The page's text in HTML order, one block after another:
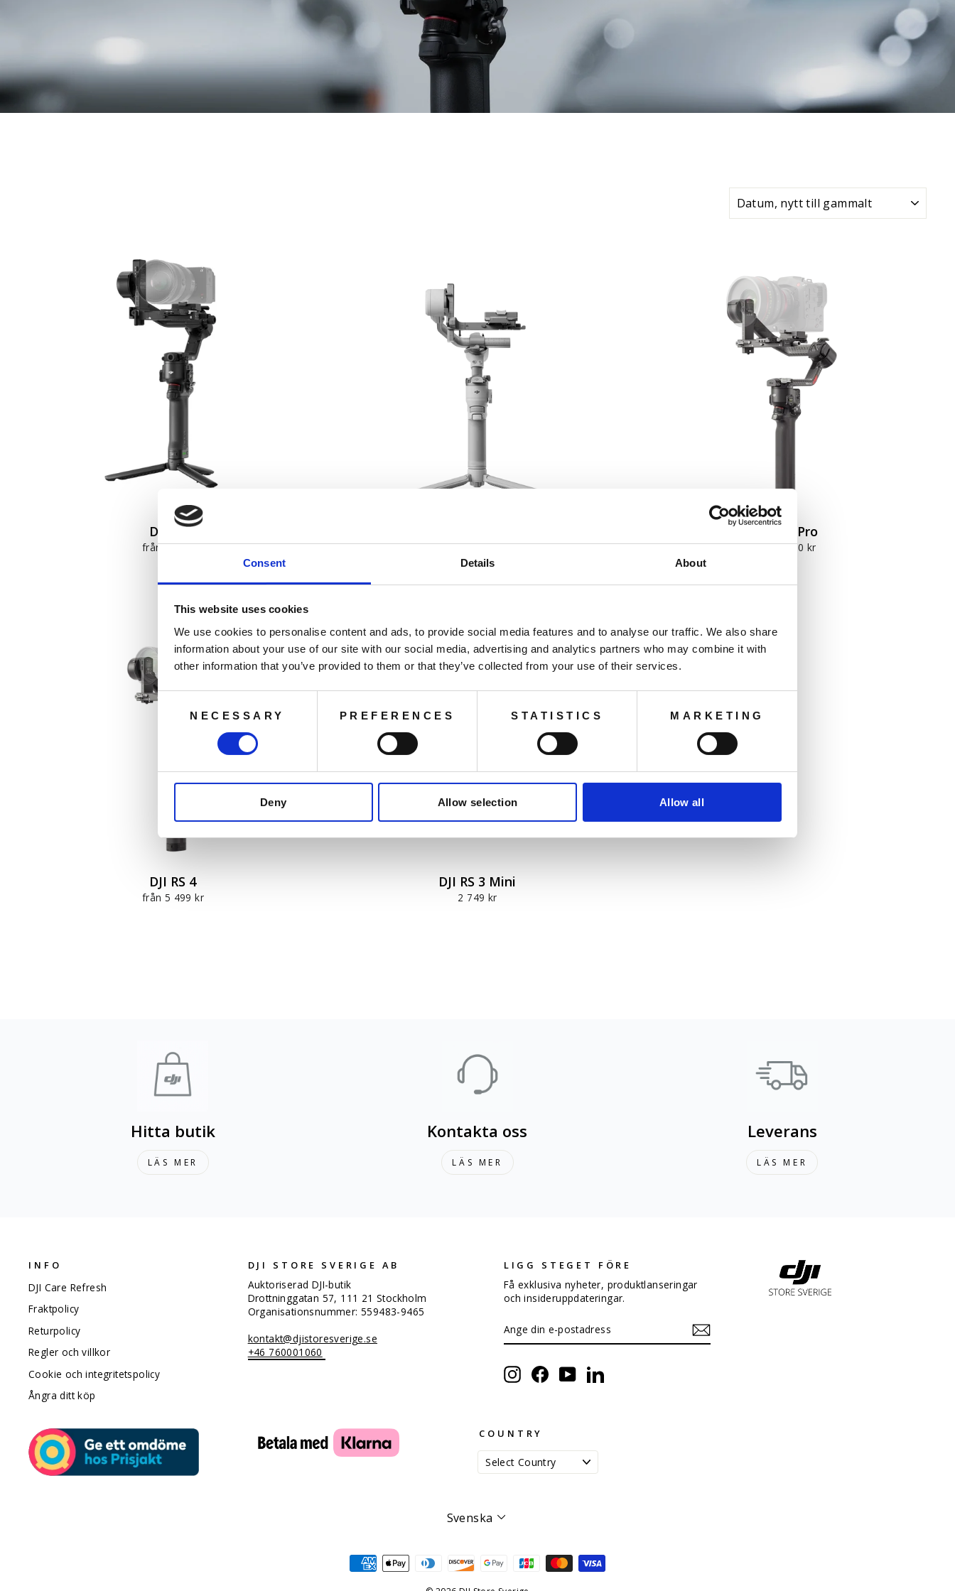
Consent Details About
This website uses cookies
We use cookies to personalise content and ads, to provide social media features and to analyse our traffic. We also share
information about your use of our site with our social media, advertising and analytics partners who may combine it with
other information that you’ve provided to them or that they’ve collected from your use of their services.
Consent
SelectionNECESSARY PREFERENCES STATISTICS MARKETING
Deny Allow selection Allow all
SORTERA
DJI RS 5
från 6 499 kr från 4 299 kr
DJI RS 4 Pro
från 10 590 kr
DJI RS 4
från 5 499 kr
DJI RS 3 Mini
2 749 kr
Hitta butik
LÄS MER
Kontakta oss
LÄS MER
Leverans
LÄS MER
INFO
DJI Care Refresh
Fraktpolicy
Returpolicy
Regler och villkor
Cookie och integritetspolicy
Ångra ditt köp
DJI STORE SVERIGE AB
Auktoriserad DJI-butik
Drottninggatan 57, 111 21 Stockholm
Organisationsnummer: 559483-9465
kontakt@djistoresverige.se
+46 760001060
LIGG STEGET FÖRE
Få exklusiva nyheter, produktlanseringar
och insideruppdateringar.
DIN
E-
InstagramFacebookYouTubeLinkedIn
COUNTRY
Språk
Svenska